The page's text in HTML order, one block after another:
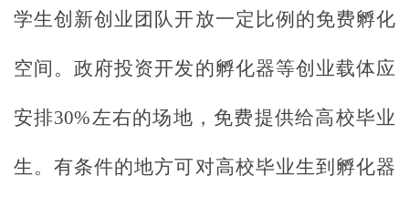
学生创新创业团队开放一定比例的免费孵化
空间。政府投资开发的孵化器等创业载体应
安排30%左右的场地，免费提供给高校毕业
生。有条件的地方可对高校毕业生到孵化器